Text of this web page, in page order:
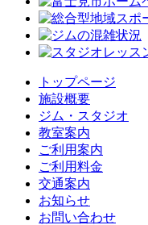
トップページ
施設概要
ジム・スタジオ
教室案内
ご利用案内
ご利用料金
交通案内
お知らせ
お問い合わせ